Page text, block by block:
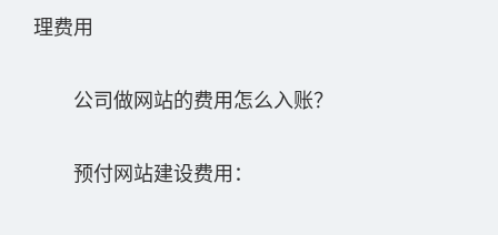
理费用
公司做网站的费用怎么入账？
预付网站建设费用：